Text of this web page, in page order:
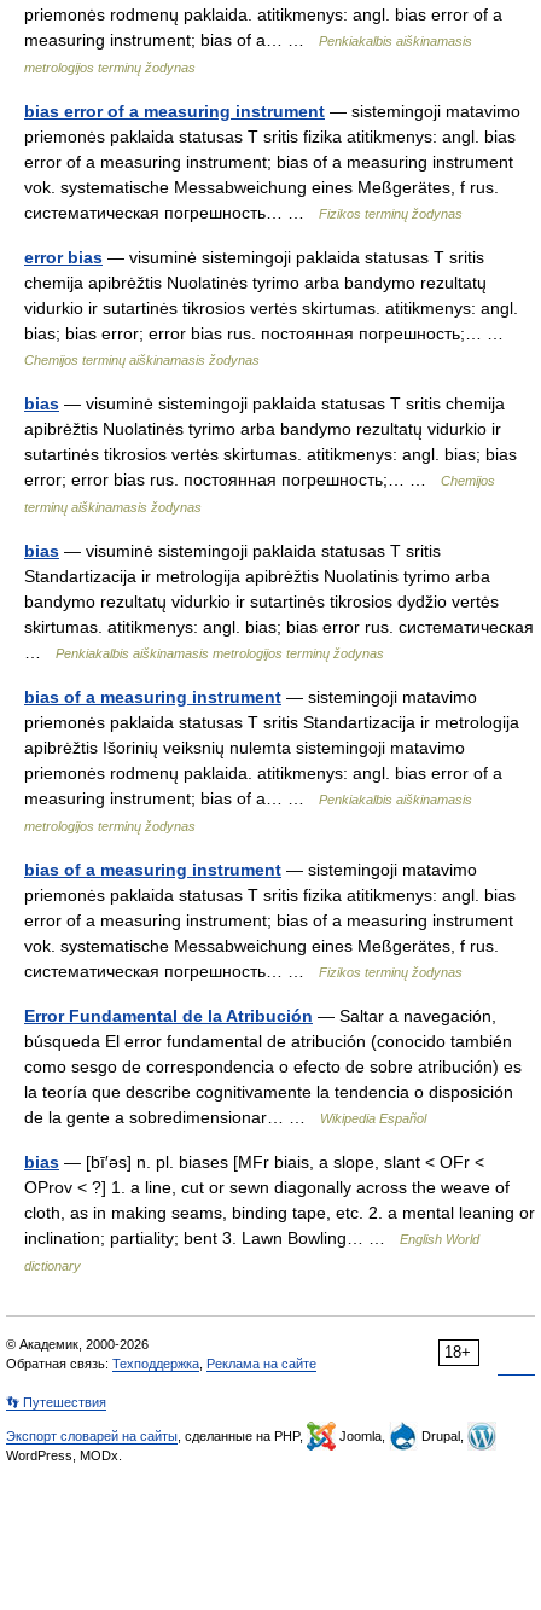
priemonės rodmenų paklaida. atitikmenys: angl. bias error of a
measuring instrument; bias of a… …
Penkiakalbis aiškinamasis
metrologijos terminų žodynas
bias error of a measuring instrument — sistemingoji matavimo
priemonės paklaida statusas T sritis fizika atitikmenys: angl. bias
error of a measuring instrument; bias of a measuring instrument
vok. systematische Messabweichung eines Meßgerätes, f rus.
систематическая погрешность… …
Fizikos terminų žodynas
error bias — visuminė sistemingoji paklaida statusas T sritis
chemija apibrėžtis Nuolatinės tyrimo arba bandymo rezultatų
vidurkio ir sutartinės tikrosios vertės skirtumas. atitikmenys: angl.
bias; bias error; error bias rus. постоянная погрешность;… …
Chemijos terminų aiškinamasis žodynas
bias — visuminė sistemingoji paklaida statusas T sritis chemija
apibrėžtis Nuolatinės tyrimo arba bandymo rezultatų vidurkio ir
sutartinės tikrosios vertės skirtumas. atitikmenys: angl. bias; bias
error; error bias rus. постоянная погрешность;… …
Chemijos
terminų aiškinamasis žodynas
bias — visuminė sistemingoji paklaida statusas T sritis
Standartizacija ir metrologija apibrėžtis Nuolatinis tyrimo arba
bandymo rezultatų vidurkio ir sutartinės tikrosios dydžio vertės
skirtumas. atitikmenys: angl. bias; bias error rus. систематическая
Penkiakalbis aiškinamasis metrologijos terminų žodynas
bias of a measuring instrument — sistemingoji matavimo
priemonės paklaida statusas T sritis Standartizacija ir metrologija
apibrėžtis Išorinių veiksnių nulemta sistemingoji matavimo
priemonės rodmenų paklaida. atitikmenys: angl. bias error of a
measuring instrument; bias of a… …
Penkiakalbis aiškinamasis
metrologijos terminų žodynas
bias of a measuring instrument — sistemingoji matavimo
priemonės paklaida statusas T sritis fizika atitikmenys: angl. bias
error of a measuring instrument; bias of a measuring instrument
vok. systematische Messabweichung eines Meßgerätes, f rus.
систематическая погрешность… …
Fizikos terminų žodynas
Error Fundamental de la Atribución — Saltar a navegación,
búsqueda El error fundamental de atribución (conocido también
como sesgo de correspondencia o efecto de sobre atribución) es
la teoría que describe cognitivamente la tendencia o disposición
de la gente a sobredimensionar… …
Wikipedia Español
bias — [bī′əs] n. pl. biases [MFr biais, a slope, slant < OFr <
OProv < ?] 1. a line, cut or sewn diagonally across the weave of
cloth, as in making seams, binding tape, etc. 2. a mental leaning or
inclination; partiality; bent 3. Lawn Bowling… …
English World
dictionary
18+
© Академик, 2000-2026
Обратная связь: Техподдержка Реклама на сайте
👣 Путешествия
Экспорт словарей на сайты , сделанные на PHP, Joomla,
Drupal,
WordPress, MODx.